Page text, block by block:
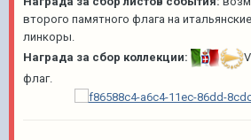
второго памятного флага на
линкоры.
Награда за сбор коллекции:
флаг.